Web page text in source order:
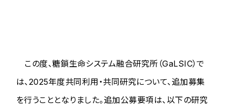
この度、糖鎖生命システム融合研究所（GaLSIC）で
は、2025年度共同利用・共同研究について、追加募集
を行うこととなりました。追加公募要項は、以下の研究